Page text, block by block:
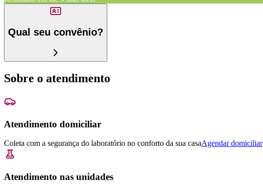
Qual seu convênio?
Sobre o atendimento
Atendimento domiciliar
Coleta com a segurança do laboratório no conforto da sua casaAgendar domiciliar
Atendimento nas unidades